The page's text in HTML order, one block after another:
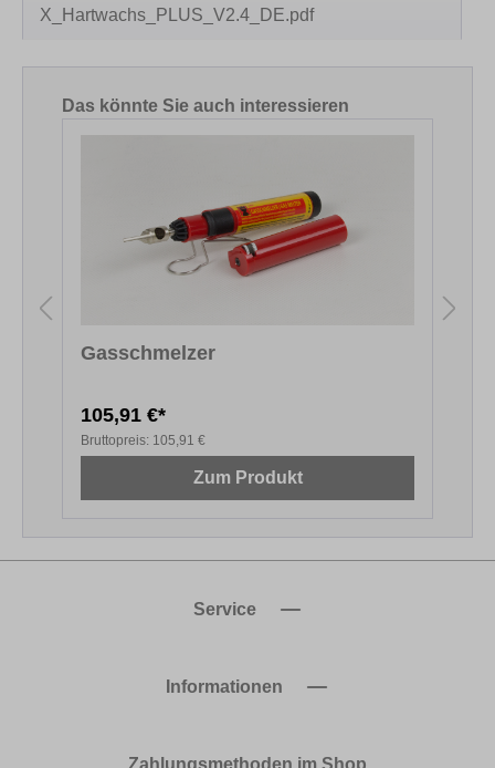
X_Hartwachs_PLUS_V2.4_DE.pdf
Produktgalerie überspringen
Das könnte Sie auch interessieren
Gasschmelzer
105,91 €*
Bruttopreis: 105,91 €
Zum Produkt
Service
Informationen
Zahlungsmethoden im Shop